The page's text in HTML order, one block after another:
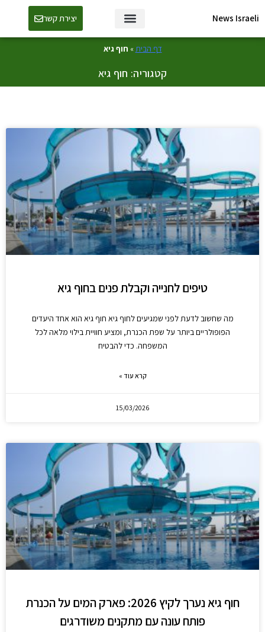
News Israeli יצירת קשר
דף הבית» חוף גיא
קטגוריה: חוף גיא
טיפים לחנייה וקבלת פנים בחוף גיא
מה שחשוב לדעת לפני שמגיעים לחוף גיא חוף גיא הוא אחד היעדים
הפופולריים ביותר על שפת הכנרת, ומציע חוויית בילוי מלאה לכל
המשפחה. כדי להבטיח
קרא עוד »
15/03/2026
חוף גיא נערך לקיץ 2026: פארק המים על הכנרת
פותח עונה עם מתקנים משודרגים